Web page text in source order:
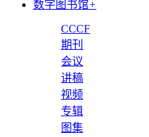
数字图书馆+
CCCF
期刊
会议
讲稿
视频
专辑
图集